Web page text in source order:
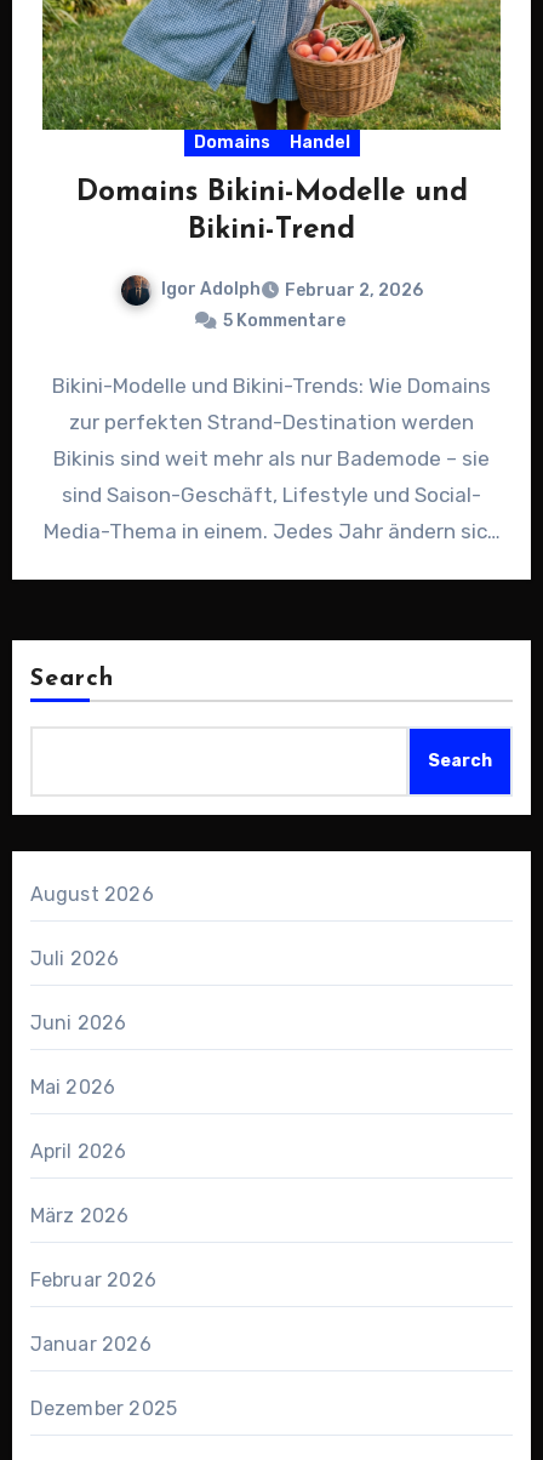
Domains Handel
Domains Bikini-Modelle und
Bikini-Trend
Igor Adolph
Februar 2, 2026
5 Kommentare
Bikini-Modelle und Bikini-Trends: Wie Domains
zur perfekten Strand-Destination werden
Bikinis sind weit mehr als nur Bademode – sie
sind Saison-Geschäft, Lifestyle und Social-
Media-Thema in einem. Jedes Jahr ändern sich
Search
Search
August 2026
Juli 2026
Juni 2026
Mai 2026
April 2026
März 2026
Februar 2026
Januar 2026
Dezember 2025